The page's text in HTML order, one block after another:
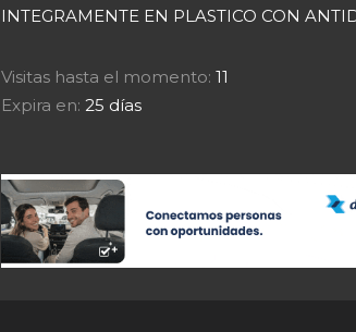
INTEGRAMENTE EN PLASTICO CON
Visitas hasta el momento: 11
Expira en: 25 días